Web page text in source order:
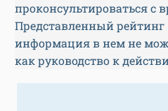
проконсультироваться с
Представленный
информация в нем не
как руководство к